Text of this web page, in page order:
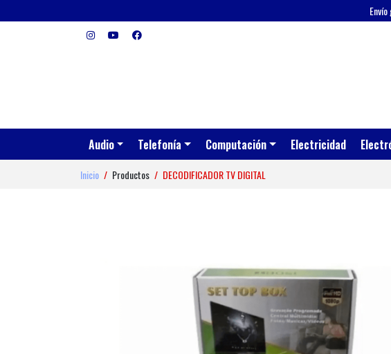
Audio Telefonía Computación Electricidad
Inicio Productos DECODIFICADOR TV DIGITAL